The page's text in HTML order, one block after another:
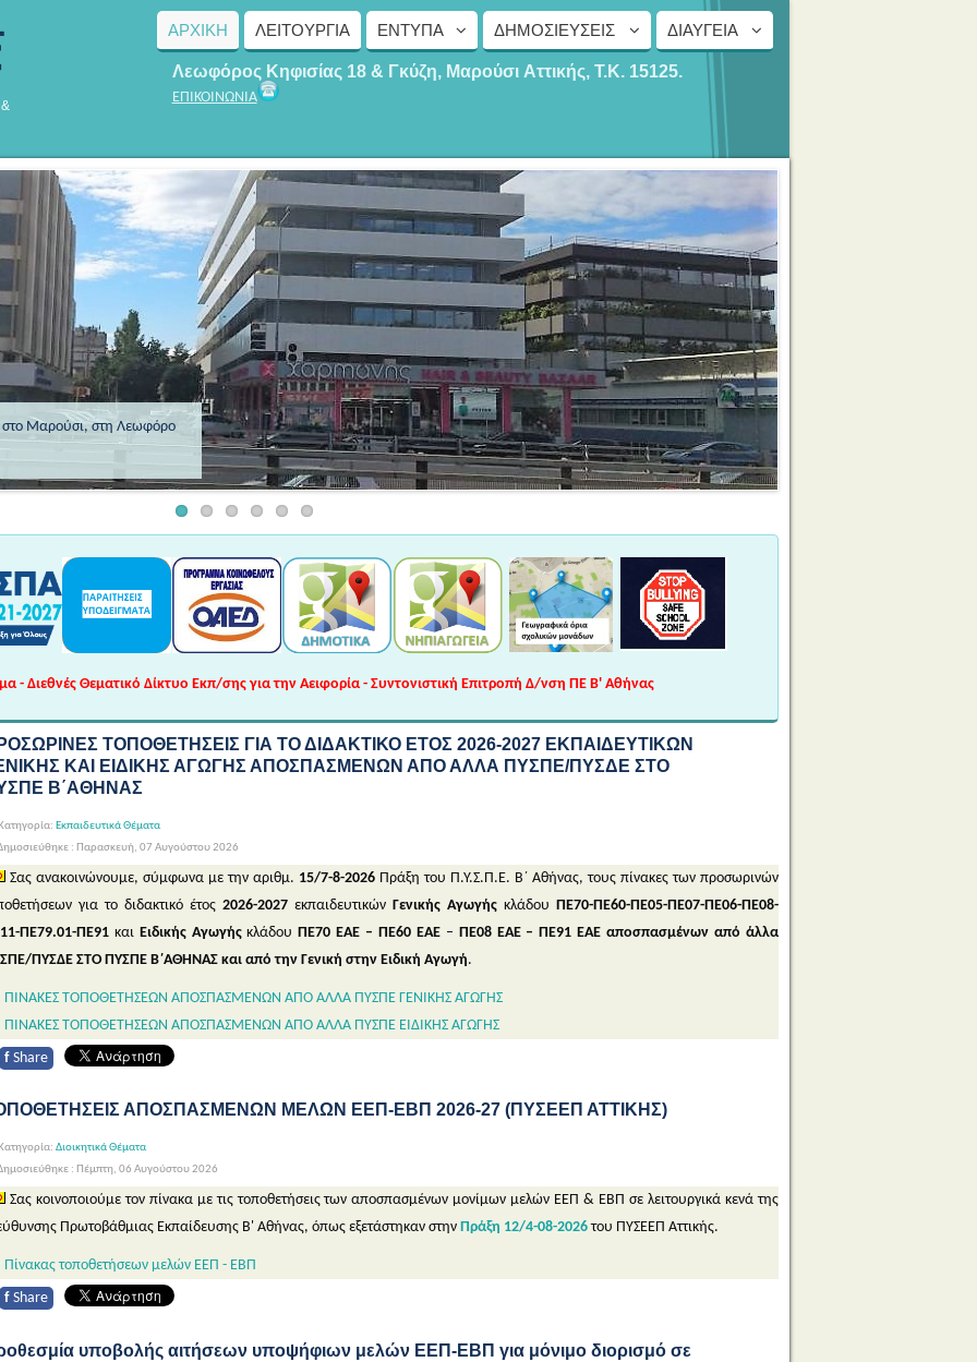
ΑΡΧΙΚΗ ΛΕΙΤΟΥΡΓΊΑ ΈΝΤΥΠΑ ΔΗΜΟΣΙΕΎΣΕΙΣ ΔΙΑΎΓΕΙΑ
Λεωφόρος Κηφισίας 18 & Γκύζη, Μαρούσι Αττικής, Τ.Κ. 15125.
ΕΠΙΚΟΙΝΩΝΙΑ
στο Μαρούσι, στη Λεωφόρο
- Διεθνές Θεματικό Δίκτυο Εκπ/σης για την Αειφορία - Συντονιστική Επιτροπή Δ/νση ΠΕ Β' Αθήνας
ΤΟΠΟΘΕΤΗΣΕΙΣ ΓΙΑ ΤΟ ΔΙΔΑΚΤΙΚΟ ΕΤΟΣ 2026-2027 ΕΚΠΑΙΔΕΥΤΙΚΩΝ
ΚΑΙ ΕΙΔΙΚΗΣ ΑΓΩΓΗΣ ΑΠΟΣΠΑΣΜΕΝΩΝ ΑΠΟ ΑΛΛΑ ΠΥΣΠΕ/ΠΥΣΔΕ ΣΤΟ
Β΄ΑΘΗΝΑΣ
Εκπαιδευτικά Θέματα
: Παρασκευή, 07 Αυγούστου 2026
Σας ανακοινώνουμε, σύμφωνα με την αριθμ. 15/7-8-2026Πράξη του Π.Υ.Σ.Π.Ε. Β΄ Αθήνας, τους πίνακες των προσωρινών
για το διδακτικό έτος2026-2027εκπαιδευτικών Γενικής Αγωγήςκλάδου ΠΕ70-ΠΕ60-ΠΕ05-ΠΕ07-ΠΕ06-ΠΕ08-
ΠΕ79.01-ΠΕ91 και Ειδικής ΑγωγήςκλάδουΠΕ70 ΕΑΕ – ΠΕ60 ΕΑΕ– ΠΕ08 ΕΑΕ – ΠΕ91 ΕΑΕ αποσπασμένων από άλλα
ΠΥΣΔΕ ΣΤΟ ΠΥΣΠΕ Β΄ΑΘΗΝΑΣ και από την Γενική στην Ειδική Αγωγή.
ΠΙΝΑΚΕΣ ΤΟΠΟΘΕΤΗΣΕΩΝ ΑΠΟΣΠΑΣΜΕΝΩΝ ΑΠΟ ΑΛΛΑ ΠΥΣΠΕ ΓΕΝΙΚΗΣ ΑΓΩΓΗΣ
ΠΙΝΑΚΕΣ ΤΟΠΟΘΕΤΗΣΕΩΝ ΑΠΟΣΠΑΣΜΕΝΩΝ ΑΠΟ ΑΛΛΑ ΠΥΣΠΕ ΕΙΔΙΚΗΣ ΑΓΩΓΗΣ
f Share
ΑΠΟΣΠΑΣΜΕΝΩΝ ΜΕΛΩΝ ΕΕΠ-ΕΒΠ 2026-27 (ΠΥΣΕΕΠ ΑΤΤΙΚΗΣ)
Διοικητικά Θέματα
: Πέμπτη, 06 Αυγούστου 2026
Σας κοινοποιούμε τον πίνακα με τις τοποθετήσεις των αποσπασμένων μονίμων μελών ΕΕΠ & ΕΒΠ σε λειτουργικά κενά της
Πρωτοβάθμιας Εκπαίδευσης Β' Αθήνας, όπως εξετάστηκαν στην Πράξη 12/4-08-2026 του ΠΥΣΕΕΠ Αττικής.
Πίνακας τοποθετήσεων μελών ΕΕΠ - ΕΒΠ
f Share
υποβολής αιτήσεων υποψήφιων μελών ΕΕΠ-ΕΒΠ για μόνιμο διορισμό σε